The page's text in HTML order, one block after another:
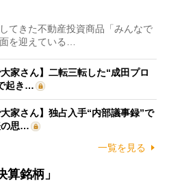
てきた不動産投資商品「みんなで
を迎えている…
家さん】二転三転した“成田プロ
起き…
家さん】独占入手“内部議事録”で
の思…
一覧を見る
銘柄」